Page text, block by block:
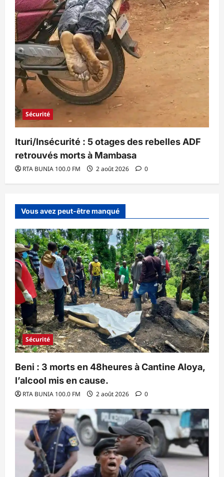
Sécurité
Ituri/Insécurité : 5 otages des rebelles ADF
retrouvés morts à Mambasa
RTA BUNIA 100.0 FM 2 août 2026 0
Vous avez peut-être manqué
Sécurité
Beni : 3 morts en 48heures à Cantine Aloya,
l’alcool mis en cause.
RTA BUNIA 100.0 FM 2 août 2026 0